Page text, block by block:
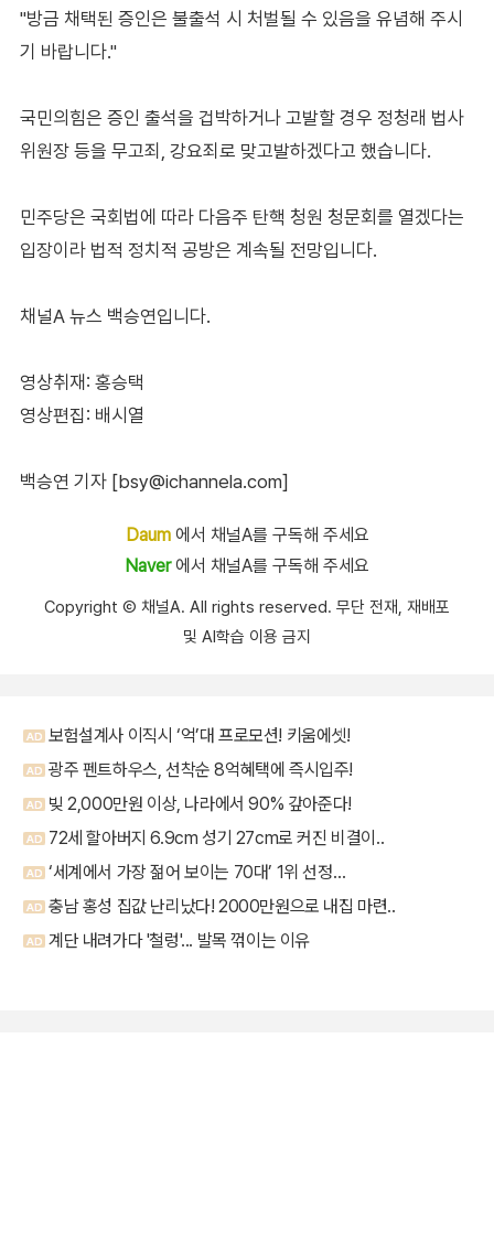
"방금 채택된 증인은 불출석 시 처벌될 수 있음을 유념해 주시
기 바랍니다."
국민의힘은 증인 출석을 겁박하거나 고발할 경우 정청래 법사
위원장 등을 무고죄, 강요죄로 맞고발하겠다고 했습니다.
민주당은 국회법에 따라 다음주 탄핵 청원 청문회를 열겠다는
입장이라 법적 정치적 공방은 계속될 전망입니다.
채널A 뉴스 백승연입니다.
영상취재: 홍승택
영상편집: 배시열
백승연 기자 [bsy@ichannela.com]
Daum에서 채널A를 구독해 주세요
Naver에서 채널A를 구독해 주세요
Copyright Ⓒ 채널A. All rights reserved. 무단 전재, 재배포
및 AI학습 이용 금지